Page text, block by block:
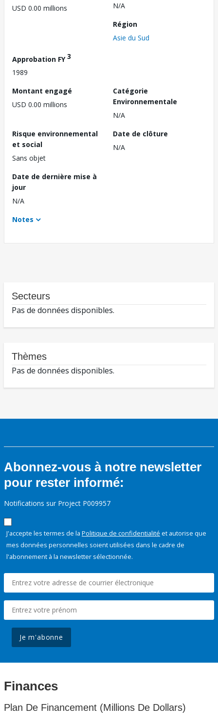
USD 0.00 millions
N/A
Région
Asie du Sud
Approbation FY3
1989
Montant engagé
USD 0.00 millions
Catégorie
Environnementale
N/A
Risque environnemental
et social
Sans objet
Date de clôture
N/A
Date de dernière mise à
jour
N/A
Notes
Secteurs
Pas de données disponibles.
Thèmes
Pas de données disponibles.
Abonnez-vous à notre newsletter
pour rester informé:
Notifications sur Project P009957
J'accepte les termes de la Politique de confidentialité et autorise que
mes données personnelles soient utilisées dans le cadre de
l'abonnement à la newsletter sélectionnée.
Je m'abonne
Finances
Plan De Financement (Millions De Dollars)